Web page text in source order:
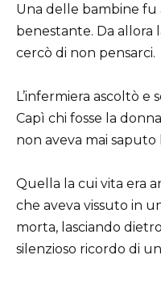
Una delle bambine
benestante. Da allora
cercò di non pensarci.
L’infermiera ascoltò
Capì chi fosse la
non aveva mai saputo
Quella la cui vita era
che aveva vissuto in
morta, lasciando
silenzioso ricordo di